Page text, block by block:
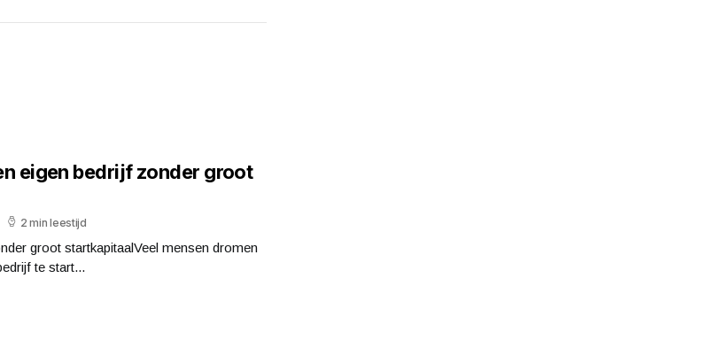
eigen bedrijf zonder groot
2 min leestijd
groot startkapitaalVeel mensen dromen
te start...